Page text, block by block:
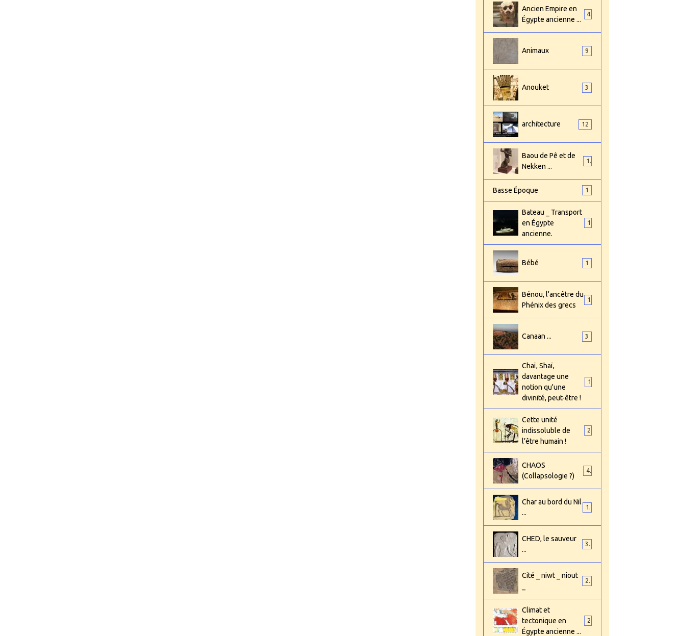
Ancien Empire en
Égypte ancienne ...
4
Animaux 9
Anouket 3
architecture 12
Baou de Pê et de
Nekken ...
1
Basse Époque 1
Bateau _ Transport
en Égypte
ancienne.
Bébé 1
Bénou, l'ancêtre du
Phénix des grecs
Canaan ... 3
Chaï, Shaï,
davantage une
notion qu'une
divinité, peut-être !
Cette unité
indissoluble de
l’être humain !
CHAOS
(Collapsologie ?)
4
Char au bord du Nil
...
1
CHED, le sauveur
...
3
Cité _ niwt _ niout
2
Climat et
tectonique en
Égypte ancienne ...